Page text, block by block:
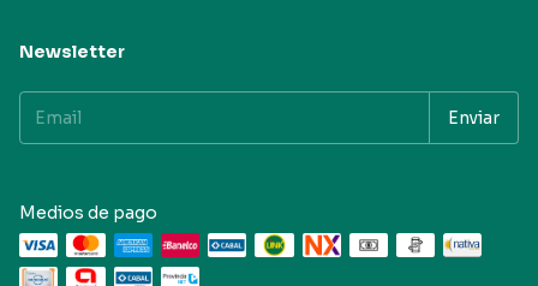
Newsletter
Medios de pago